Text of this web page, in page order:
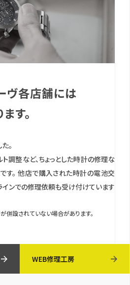
ヴ各店舗には
す。
。
調整など、ちょっとした時計の修理な
す。 他店で購入された時計の電池交
インでの修理依頼も受け付けています
設されていない場合があります。
WEB修理工房